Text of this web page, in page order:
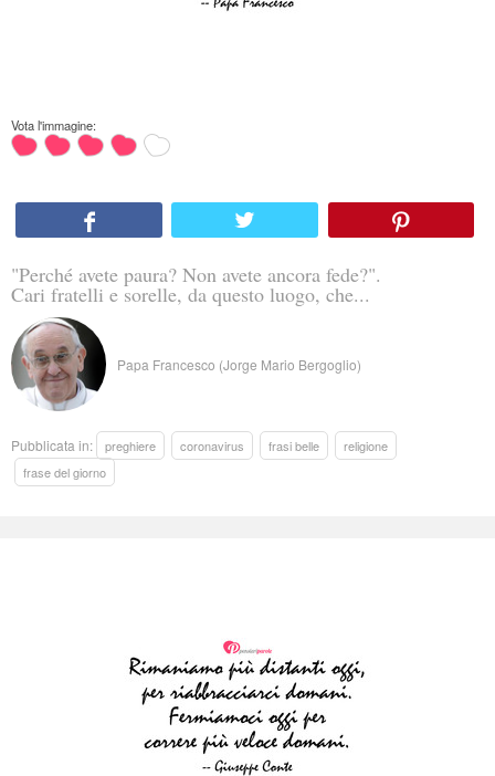
Vota l'immagine:
"Perché avete paura? Non avete ancora fede?".
Cari fratelli e sorelle, da questo luogo, che...
Papa Francesco (Jorge Mario Bergoglio)
Pubblicata in: preghiere coronavirus frasi belle
religione
frase del giorno